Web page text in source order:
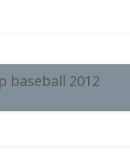
baseball 2012